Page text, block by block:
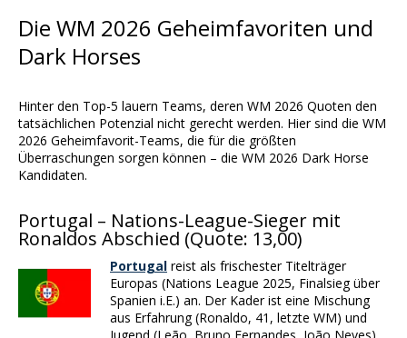
Die WM 2026 Geheimfavoriten und
Dark Horses
Hinter den Top-5 lauern Teams, deren WM 2026 Quoten den
tatsächlichen Potenzial nicht gerecht werden. Hier sind die WM
2026 Geheimfavorit-Teams, die für die größten
Überraschungen sorgen können – die WM 2026 Dark Horse
Kandidaten.
Portugal – Nations-League-Sieger mit
Ronaldos Abschied (Quote: 13,00)
Portugal reist als frischester Titelträger
Europas (Nations League 2025, Finalsieg über
Spanien i.E.) an. Der Kader ist eine Mischung
aus Erfahrung (Ronaldo, 41, letzte WM) und